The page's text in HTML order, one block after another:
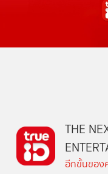
THE
อีกขั้นของ